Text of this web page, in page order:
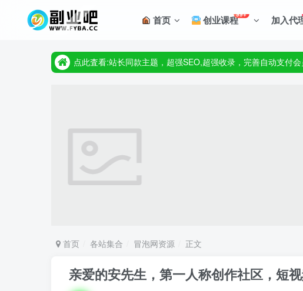
首页 创业课程99+ 加入代
只要98元开通VIP会员，终身下载各大机构内部资源,一站式草
只要98元开通VIP会员，终身下载各大机构内部资源,一站式草
首页 各站集合 冒泡网资源 正文
亲爱的安先生，第一人称创作社区，短